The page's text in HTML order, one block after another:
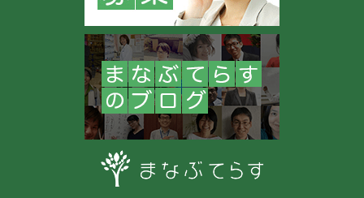
本の生徒さんのご指導も可能になりました！オンラインレッ
スンを開始してからおよそ１年で280レッスンをご予約頂き、
その殆どがリピーターの生徒さんです✨
-----------------------------------------
⭐️⭐️日本の生徒さんのお父様お母様からのレビューの一部ご紹